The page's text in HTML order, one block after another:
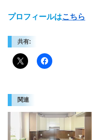
プロフィールはこちら
共有:
関連